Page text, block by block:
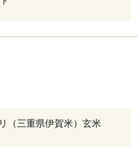
（三重県伊賀米）玄米